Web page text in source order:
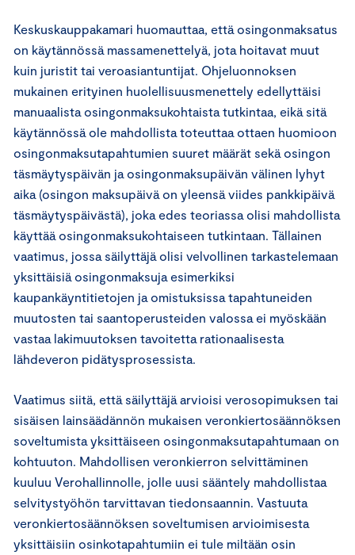
Keskuskauppakamari huomauttaa, että osingonmaksatus
on käytännössä massamenettelyä, jota hoitavat muut
kuin juristit tai veroasiantuntijat. Ohjeluonnoksen
mukainen erityinen huolellisuusmenettely edellyttäisi
manuaalista osingonmaksukohtaista tutkintaa, eikä sitä
käytännössä ole mahdollista toteuttaa ottaen huomioon
osingonmaksutapahtumien suuret määrät sekä osingon
täsmäytyspäivän ja osingonmaksupäivän välinen lyhyt
aika (osingon maksupäivä on yleensä viides pankkipäivä
täsmäytyspäivästä), joka edes teoriassa olisi mahdollista
käyttää osingonmaksukohtaiseen tutkintaan. Tällainen
vaatimus, jossa säilyttäjä olisi velvollinen tarkastelemaan
yksittäisiä osingonmaksuja esimerkiksi
kaupankäyntitietojen ja omistuksissa tapahtuneiden
muutosten tai saantoperusteiden valossa ei myöskään
vastaa lakimuutoksen tavoitetta rationaalisesta
lähdeveron pidätysprosessista.
Vaatimus siitä, että säilyttäjä arvioisi verosopimuksen tai
sisäisen lainsäädännön mukaisen veronkiertosäännöksen
soveltumista yksittäiseen osingonmaksutapahtumaan on
kohtuuton. Mahdollisen veronkierron selvittäminen
kuuluu Verohallinnolle, jolle uusi sääntely mahdollistaa
selvitystyöhön tarvittavan tiedonsaannin. Vastuuta
veronkiertosäännöksen soveltumisen arvioimisesta
yksittäisiin osinkotapahtumiin ei tule miltään osin